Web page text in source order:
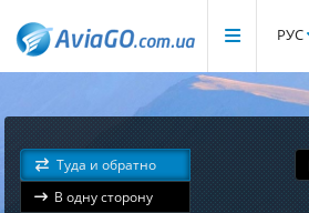
РУС
Туда и обратно
В одну сторону